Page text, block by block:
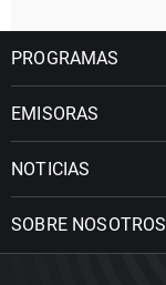
PROGRAMAS
EMISORAS
NOTICIAS
SOBRE NOSOTROS